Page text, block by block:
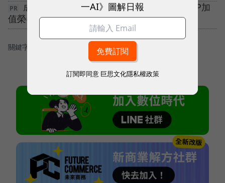
成為下一個產業標竿！施耐德電機X百大MVP加
值榮譽🌏立即報獎展現企業永續DNA
關鍵字：
一AI》圖解日報
訂閱即同意 巨思文化隱私權政策